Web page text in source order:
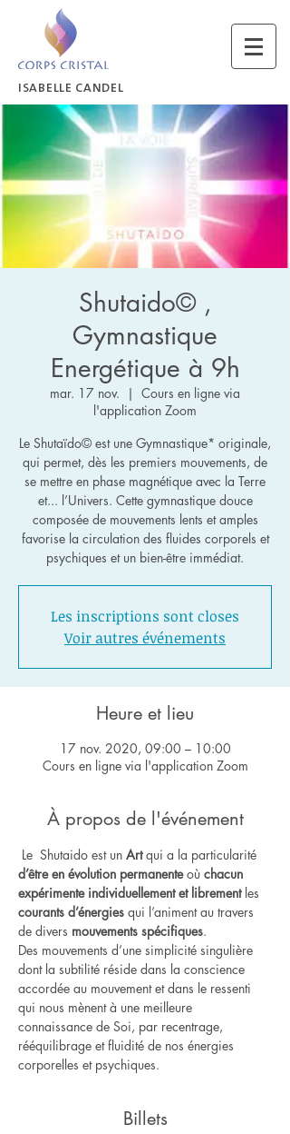
ISABELLE CANDEL
Shutaido© ,
Gymnastique
Energétique à 9h
mar. 17 nov.
  |
Cours en ligne via
l'application Zoom
Le Shutaïdo© est une Gymnastique* originale,
qui permet, dès les premiers mouvements, de
se mettre en phase magnétique avec la Terre
et... l’Univers. Cette gymnastique douce
composée de mouvements lents et amples
favorise la circulation des fluides corporels et
psychiques et un bien-être immédiat.
Les inscriptions sont closes
Voir autres événements
Heure et lieu
17 nov. 2020, 09:00 – 10:00
Cours en ligne via l'application Zoom
À propos de l'événement
Le  Shutaido est un Art qui a la particularité
d’être en évolution permanente où chacun
expérimente individuellement et librement les
courants d’énergies qui l’animent au travers
de divers mouvements spécifiques.
Des mouvements d’une simplicité singulière
dont la subtilité réside dans la conscience
accordée au mouvement et dans le ressenti
qui nous mènent à une meilleure
connaissance de Soi, par recentrage,
rééquilibrage et fluidité de nos énergies
corporelles et psychiques.
Billets